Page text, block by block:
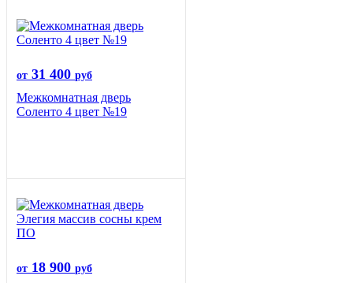
от 31 400 руб
Межкомнатная дверь
Соленто 4 цвет №19
от 18 900 руб